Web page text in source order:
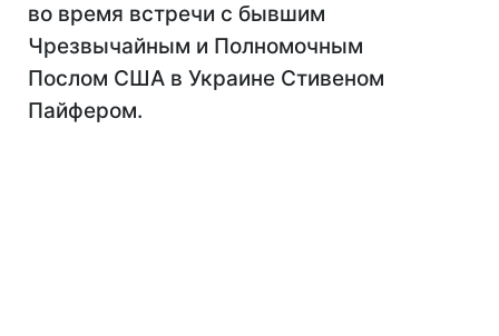
во время встречи с бывшим
Чрезвычайным и Полномочным
Послом США в Украине Стивеном
Пайфером.